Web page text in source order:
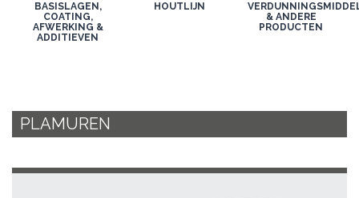
BASISLAGEN,
COATING,
AFWERKING &
ADDITIEVEN
HOUTLIJN
& ANDERE
PRODUCTEN
PLAMUREN